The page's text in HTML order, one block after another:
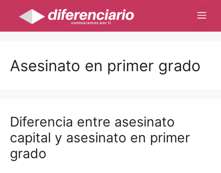
contenido
Asesinato en primer grado
Diferencia entre asesinato
capital y asesinato en primer
grado